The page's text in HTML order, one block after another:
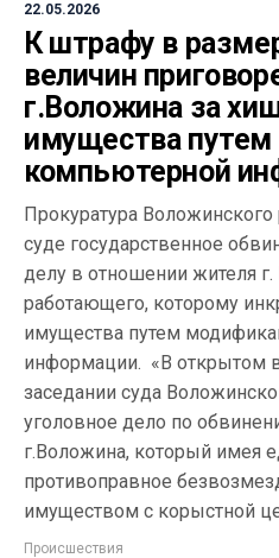
22.05.2026
К штрафу в
величин
г.Воложина за
имущества
компьютерной
Прокуратура
суде государственное
делу в отношении жителя
работающего, которому
имущества путем
информации. «В открытом
заседании суда
уголовное дело по
г.Воложина, который имея
противоправное
имуществом с корыстной
Происшествия